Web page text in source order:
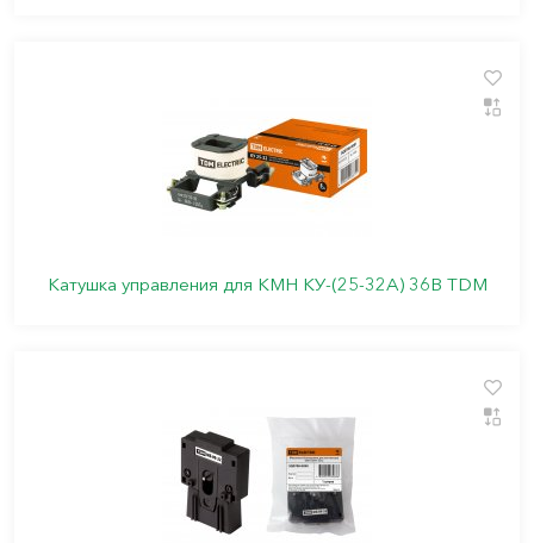
Катушка управления для КМН КУ-(25-32А) 36В TDM